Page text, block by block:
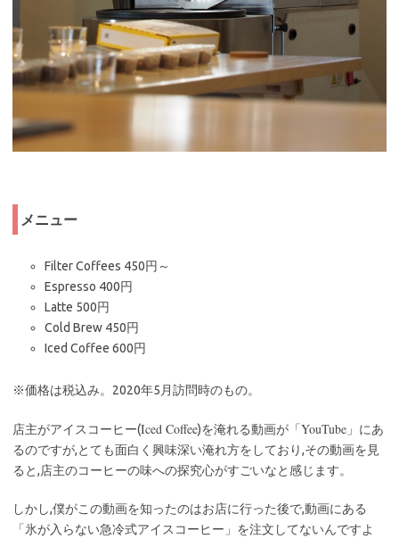
メニュー
Filter Coffees 450円～
Espresso 400円
Latte 500円
Cold Brew 450円
Iced Coffee 600円
※価格は税込み。2020年5月訪問時のもの。
店主がアイスコーヒー(Iced Coffee)を淹れる動画が「YouTube 」にあ
るのですが,とても面白く興味深い淹れ方をしており,その動画を見
ると,店主のコーヒーの味への探究心がすごいなと感じます。
しかし,僕がこの動画を知ったのはお店に行った後で,動画にある
「氷が入らない急冷式アイスコーヒー」を注文してないんですよ